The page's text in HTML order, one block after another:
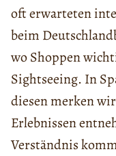
oft erwarteten
beim
wo Shoppen
Sightseeing. In
diesen merken
Erlebnissen
Verständnis